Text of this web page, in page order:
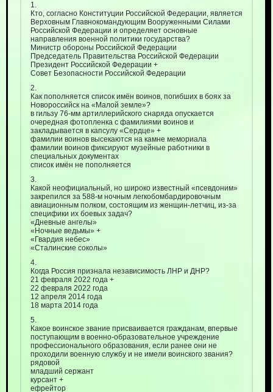
1.
Кто, согласно Конституции Российской Федерации, является
Верховным Главнокомандующим Вооруженными Силами
Российской Федерации и определяет основные
направления военной политики государства?
Министр обороны Российской Федерации
Председатель Правительства Российской Федерации
Президент Российской Федерации +
Совет Безопасности Российской Федерации
2.
Как пополняется список имён воинов, погибших в боях за
Новороссийск на «Малой земле»?
в гильзу 76-мм артиллерийского снаряда опускается
очередная фотопленка с фамилиями воинов и
закладывается в капсулу «Сердце» +
фамилии воинов высекаются на камне мемориала
фамилии воинов фиксируют музейные работники в
специальных документах
список имён не пополняется
3.
Какой неофициальный, но широко известный «псевдоним»
закрепился за 588-м ночным легкобомбардировочным
авиационным полком, состоящим из женщин-летчиц, из-за
специфики их боевых задач?
«Дневные ангелы»
«Ночные ведьмы» +
«Гвардия небес»
«Сталинские соколы»
4.
Когда Россия признала независимость ЛНР и ДНР?
21 февраля 2022 года +
22 февраля 2022 года
12 апреля 2014 года
18 марта 2014 года
5.
Какое воинское звание присваивается гражданам, впервые
поступающим в военно-образовательное учреждение
профессионального образования, если ранее они не
проходили военную службу и не имели воинского звания?
рядовой
младший сержант
курсант +
ефрейтор